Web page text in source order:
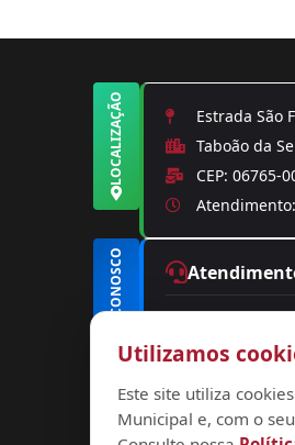
LOCALIZAÇÃO
Estrada São
Taboão da
CEP: 06765-
FALE CONOSCO
Utilizamos
Este site utiliza
Municipal e, com o